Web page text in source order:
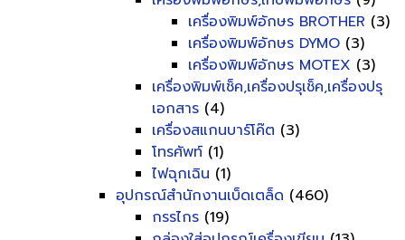
เครื่องพิมพ์อักษร BROTHER (3)
เครื่องพิมพ์อักษร DYMO (3)
เครื่องพิมพ์อักษร MOTEX (3)
เครื่องพิมพ์เช็ค,เครื่องปรุเช็ค,เครื่องปรุ
เอกสาร (4)
เครื่องสแกนบาร์โค๊ต (3)
โทรศัพท์ (1)
ไฟฉุกเฉิน (1)
อุปกรณ์สำนักงานเบ็ดเตล็ด (460)
กรรไกร (19)